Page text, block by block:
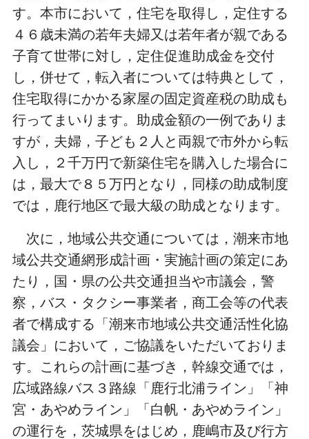
す。本市において，住宅を取得し，定住する
４６歳未満の若年夫婦又は若年者が親である
子育て世帯に対し，定住促進助成金を交付
し，併せて，転入者については特典として，
住宅取得にかかる家屋の固定資産税の助成も
行ってまいります。助成金額の一例でありま
すが，夫婦，子ども２人と両親で市外から転
入し，２千万円で新築住宅を購入した場合に
は，最大で８５万円となり，同様の助成制度
では，鹿行地区で最大級の助成となります。
次に，地域公共交通については，潮来市地
域公共交通網形成計画・実施計画の策定にあ
たり，国・県の公共交通担当や市議会，警
察，バス・タクシー事業者，商工会等の代表
者で構成する「潮来市地域公共交通活性化協
議会」において，ご協議をいただいておりま
す。これらの計画に基づき，幹線交通では，
広域路線バス３路線「鹿行北浦ライン」「神
宮・あやめライン」「白帆・あやめライン」
の運行を，茨城県をはじめ，鹿嶋市及び行方